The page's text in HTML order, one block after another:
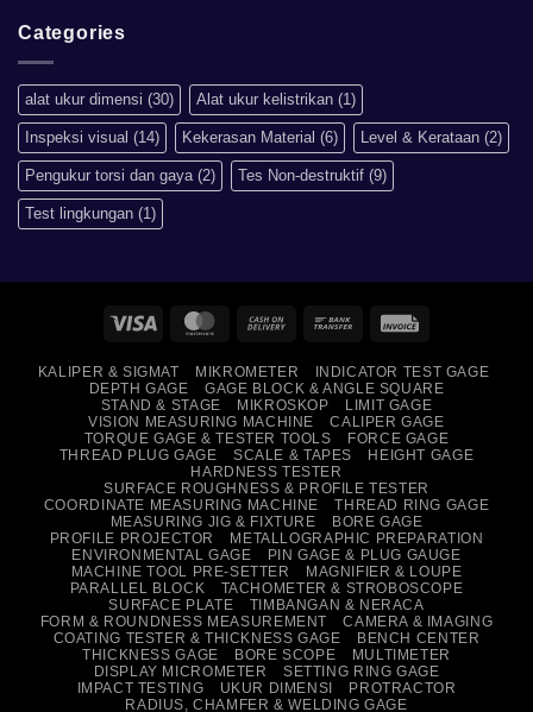
Mengapa
Sistem
Baik
Daripada
Imperial?
Categories
alat ukur dimensi (30) Alat ukur kelistrikan (1)
Inspeksi visual (14) Kekerasan Material (6) Level & Kerataan (2)
Pengukur torsi dan gaya (2) Tes Non-destruktif (9)
Test lingkungan (1)
Visa MasterCardCash
Delivery
Bank
KALIPER & SIGMAT MIKROMETER
INDICATOR TEST GAGE
DEPTH GAGE
GAGE BLOCK & ANGLE SQUARE
STAND & STAGE
MIKROSKOP
LIMIT GAGE
VISION MEASURING MACHINE
CALIPER GAGE
TORQUE GAGE & TESTER TOOLS
FORCE GAGE
THREAD PLUG GAGE
SCALE & TAPES
HEIGHT GAGE
HARDNESS TESTER
SURFACE ROUGHNESS & PROFILE TESTER
COORDINATE MEASURING MACHINE
THREAD RING GAGE
MEASURING JIG & FIXTURE
BORE GAGE
PROFILE PROJECTOR
METALLOGRAPHIC PREPARATION
ENVIRONMENTAL GAGE
PIN GAGE & PLUG GAUGE
MACHINE TOOL PRE-SETTER
MAGNIFIER & LOUPE
PARALLEL BLOCK
TACHOMETER & STROBOSCOPE
SURFACE PLATE
TIMBANGAN & NERACA
FORM & ROUNDNESS MEASUREMENT
CAMERA & IMAGING
COATING TESTER & THICKNESS GAGE
BENCH CENTER
THICKNESS GAGE
BORE SCOPE
MULTIMETER
DISPLAY MICROMETER
SETTING RING GAGE
IMPACT TESTING
UKUR DIMENSI
PROTRACTOR
RADIUS, CHAMFER & WELDING GAGE